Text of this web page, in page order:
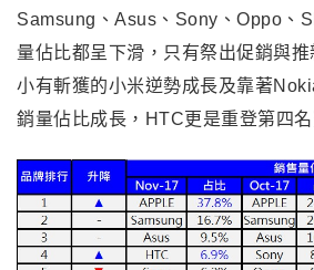
Samsung、Asus、Sony、Oppo、
量佔比都呈下滑，只有祭出促銷與
小有斬獲的小米逆勢成長及靠著
銷量佔比成長，HTC更是重登第四名